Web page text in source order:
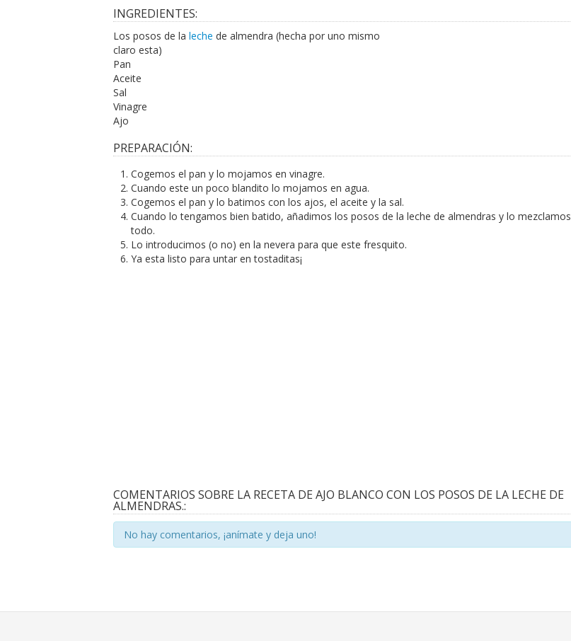
INGREDIENTES:
Los posos de la leche de almendra (hecha por uno mismo
claro esta)
Pan
Aceite
Sal
Vinagre
Ajo
PREPARACIÓN:
Cogemos el pan y lo mojamos en vinagre.
Cuando este un poco blandito lo mojamos en agua.
Cogemos el pan y lo batimos con los ajos, el aceite y la sal.
Cuando lo tengamos bien batido, añadimos los posos de la leche de almendras y lo mezclamos
todo.
Lo introducimos (o no) en la nevera para que este fresquito.
Ya esta listo para untar en tostaditas¡
COMENTARIOS SOBRE LA RECETA DE AJO BLANCO CON LOS POSOS DE LA LECHE DE
ALMENDRAS.:
No hay comentarios, ¡anímate y deja uno!